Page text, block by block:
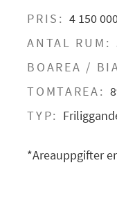
PRIS: 4 150
ANTAL RUM:
BOAREA /
TOMTAREA:
TYP:
*Areauppgifter